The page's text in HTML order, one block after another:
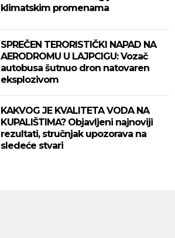
klimatskim promenama
SPREČEN TERORISTIČKI NAPAD NA
AERODROMU U LAJPCIGU: Vozač
autobusa šutnuo dron natovaren
eksplozivom
KAKVOG JE KVALITETA VODA NA
KUPALIŠTIMA? Objavljeni najnoviji
rezultati, stručnjak upozorava na
sledeće stvari